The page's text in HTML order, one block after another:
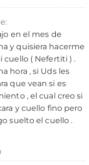
en el mes de
y quisiera hacerme
( Nefertiti ) .
hora , si Uds les
que vean si es
, el cual creo si
y cuello fino pero
suelto el cuello .